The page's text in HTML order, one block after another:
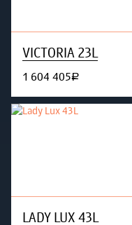
VICTORIA 23L
1 604 405руб.
LADY LUX 43L